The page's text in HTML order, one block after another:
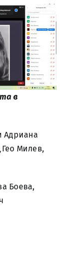
в
Адриана
Милев,
Боева,